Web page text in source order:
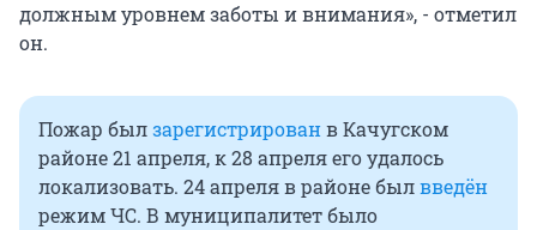
должным уровнем заботы и внимания», - отметил
он.
Пожар былзарегистрированв Качугском
районе 21 апреля, к 28 апреля его удалось
локализовать. 24 апреля в районе былвведён
режим ЧС. В муниципалитет было